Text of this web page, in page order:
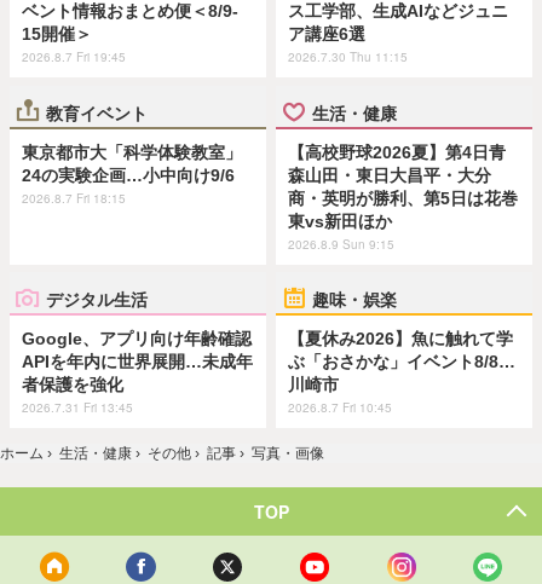
ベント情報おまとめ便＜8/9-
15開催＞
2026.8.7 Fri 19:45
ス工学部、生成AIなどジュニ
ア講座6選
2026.7.30 Thu 11:15
教育イベント
東京都市大「科学体験教室」
24の実験企画…小中向け9/6
2026.8.7 Fri 18:15
生活・健康
【高校野球2026夏】第4日青
森山田・東日大昌平・大分
商・英明が勝利、第5日は花巻
東vs新田ほか
2026.8.9 Sun 9:15
デジタル生活
Google、アプリ向け年齢確認
APIを年内に世界展開…未成年
者保護を強化
2026.7.31 Fri 13:45
趣味・娯楽
【夏休み2026】魚に触れて学
ぶ「おさかな」イベント8/8…
川崎市
2026.8.7 Fri 10:45
ホーム › 生活・健康 › その他 › 記事 › 写真・画像
TOP